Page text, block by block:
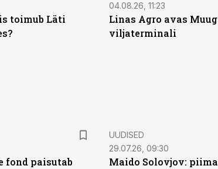
toimub Läti
04.08.26, 11:23
Linas Agro avas
viljaterminali
fond paisutab
UUDISED
29.07.26, 09:30
Maido Solovjov: